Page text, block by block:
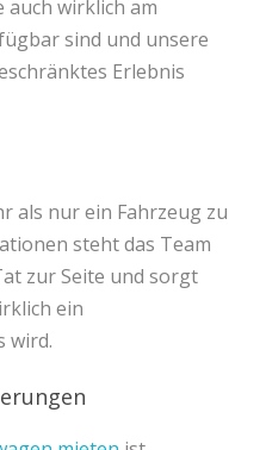
auch wirklich am
sind und unsere
Erlebnis
als nur ein Fahrzeug zu
steht das Team
zur Seite und sorgt
ein
wird.